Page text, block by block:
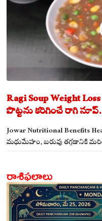
Ragi Soup Weight
పొట్టను కరిగించే రాగి
ఖాయం!
Jowar Nutritional Benefits
మధుమేహం, బరువు తగ్గడానికి
రాశిఫలాలు